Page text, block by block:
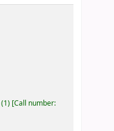
(1) Call number: